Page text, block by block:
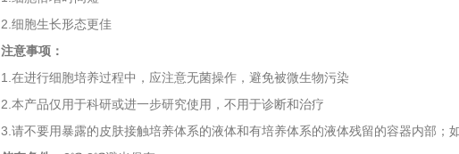
2.细胞生长形态更佳
注意事项：
1.在进行细胞培养过程中，应注意无菌操作，避免被微生物污染
2.本产品仅用于科研或进一步研究使用，不用于诊断和治疗
3.请不要用暴露的皮肤接触培养体系的液体和有培养体系的液体残留的容器内部；